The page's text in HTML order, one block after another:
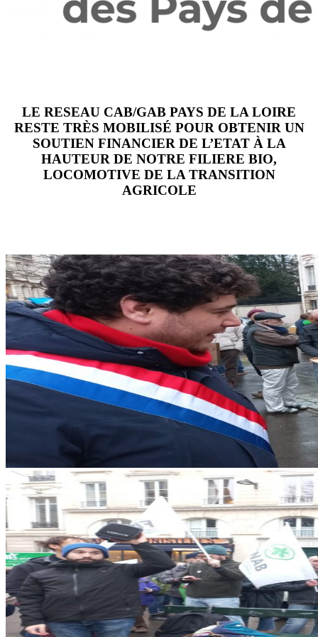
LE RESEAU CAB/GAB PAYS DE LA LOIRE
RESTE TRÈS MOBILISÉ POUR OBTENIR UN
SOUTIEN FINANCIER DE L’ETAT À LA
HAUTEUR DE NOTRE FILIERE BIO,
LOCOMOTIVE DE LA TRANSITION
AGRICOLE